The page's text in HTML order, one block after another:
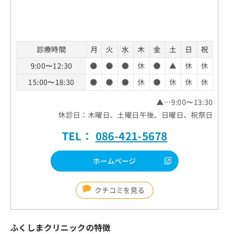
診療時間 月 火 水 木 金 土 日
祝
9:00〜12:30
● ● ● 休 ● ▲ 休
休
15:00〜18:30
● ● ● 休 ● 休 休
休
▲…9:00〜13:30
休診日：木曜日、土曜日午後、日曜日、祝祭日
TEL： 086-421-5678
ホームページ
クチコミを見る
ふくしまクリニックの特徴